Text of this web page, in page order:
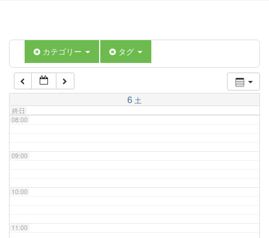
カテゴリー タグ
6 土
終日
07:00
08:00
09:00
10:00
11:00